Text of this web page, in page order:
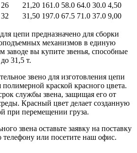
26
21,20 161.0 58.0 64.0 30.0 4,50
32
31,50 197.0 67.5 71.0 37.0 9,00
цепи предназначено для сборки
механизмов в единую
вы купите звенья, способные
31,5 т.
звено для изготовления цепи
полимерной краской красного цвета.
службы звена, защищая его от
Красный цвет делает созданную
при перемещении груза.
звена оставьте заявку на поставку
или посетите наш офис.